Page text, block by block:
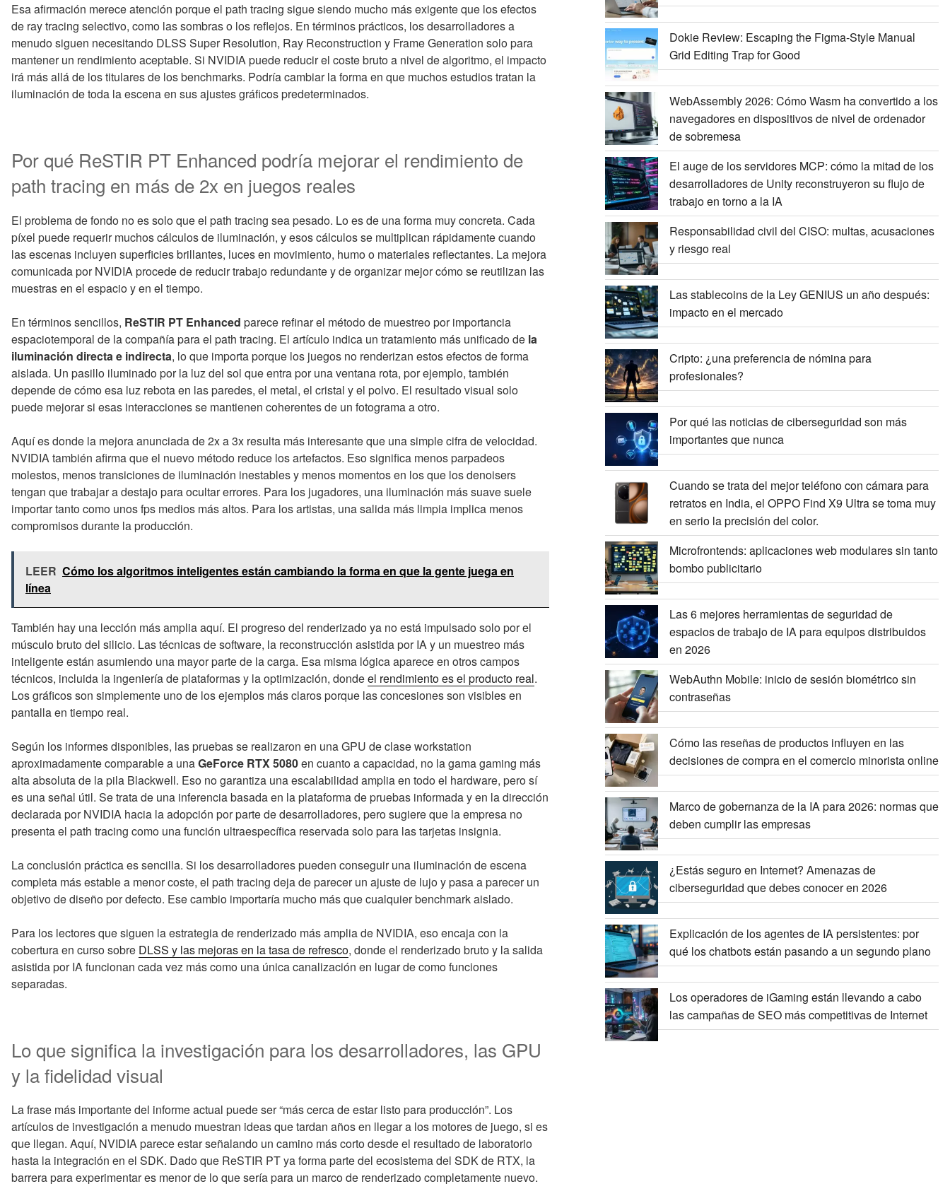
Esa afirmación merece atención porque el path tracing sigue siendo mucho más exigente que los efectos
de ray tracing selectivo, como las sombras o los reflejos. En términos prácticos, los desarrolladores a
menudo siguen necesitando DLSS Super Resolution, Ray Reconstruction y Frame Generation solo para
mantener un rendimiento aceptable. Si NVIDIA puede reducir el coste bruto a nivel de algoritmo, el impacto
irá más allá de los titulares de los benchmarks. Podría cambiar la forma en que muchos estudios tratan la
iluminación de toda la escena en sus ajustes gráficos predeterminados.
Por qué ReSTIR PT Enhanced podría mejorar el rendimiento de
path tracing en más de 2x en juegos reales
El problema de fondo no es solo que el path tracing sea pesado. Lo es de una forma muy concreta. Cada
píxel puede requerir muchos cálculos de iluminación, y esos cálculos se multiplican rápidamente cuando
las escenas incluyen superficies brillantes, luces en movimiento, humo o materiales reflectantes. La mejora
comunicada por NVIDIA procede de reducir trabajo redundante y de organizar mejor cómo se reutilizan las
muestras en el espacio y en el tiempo.
En términos sencillos, ReSTIR PT Enhanced parece refinar el método de muestreo por importancia
espaciotemporal de la compañía para el path tracing. El artículo indica un tratamiento más unificado de la
iluminación directa e indirecta, lo que importa porque los juegos no renderizan estos efectos de forma
aislada. Un pasillo iluminado por la luz del sol que entra por una ventana rota, por ejemplo, también
depende de cómo esa luz rebota en las paredes, el metal, el cristal y el polvo. El resultado visual solo
puede mejorar si esas interacciones se mantienen coherentes de un fotograma a otro.
Aquí es donde la mejora anunciada de 2x a 3x resulta más interesante que una simple cifra de velocidad.
NVIDIA también afirma que el nuevo método reduce los artefactos. Eso significa menos parpadeos
molestos, menos transiciones de iluminación inestables y menos momentos en los que los denoisers
tengan que trabajar a destajo para ocultar errores. Para los jugadores, una iluminación más suave suele
importar tanto como unos fps medios más altos. Para los artistas, una salida más limpia implica menos
compromisos durante la producción.
LEER Cómo los algoritmos inteligentes están cambiando la forma en que la gente juega en
línea
También hay una lección más amplia aquí. El progreso del renderizado ya no está impulsado solo por el
músculo bruto del silicio. Las técnicas de software, la reconstrucción asistida por IA y un muestreo más
inteligente están asumiendo una mayor parte de la carga. Esa misma lógica aparece en otros campos
técnicos, incluida la ingeniería de plataformas y la optimización, dondeel rendimiento es el producto real.
Los gráficos son simplemente uno de los ejemplos más claros porque las concesiones son visibles en
pantalla en tiempo real.
Según los informes disponibles, las pruebas se realizaron en una GPU de clase workstation
aproximadamente comparable a unaGeForce RTX 5080en cuanto a capacidad, no la gama gaming más
alta absoluta de la pila Blackwell. Eso no garantiza una escalabilidad amplia en todo el hardware, pero sí
es una señal útil. Se trata de una inferencia basada en la plataforma de pruebas informada y en la dirección
declarada por NVIDIA hacia la adopción por parte de desarrolladores, pero sugiere que la empresa no
presenta el path tracing como una función ultraespecífica reservada solo para las tarjetas insignia.
La conclusión práctica es sencilla. Si los desarrolladores pueden conseguir una iluminación de escena
completa más estable a menor coste, el path tracing deja de parecer un ajuste de lujo y pasa a parecer un
objetivo de diseño por defecto. Ese cambio importaría mucho más que cualquier benchmark aislado.
Para los lectores que siguen la estrategia de renderizado más amplia de NVIDIA, eso encaja con la
cobertura en curso sobre DLSS y las mejoras en la tasa de refresco, donde el renderizado bruto y la salida
asistida por IA funcionan cada vez más como una única canalización en lugar de como funciones
separadas.
Lo que significa la investigación para los desarrolladores, las GPU
y la fidelidad visual
La frase más importante del informe actual puede ser “más cerca de estar listo para producción”. Los
artículos de investigación a menudo muestran ideas que tardan años en llegar a los motores de juego, si es
que llegan. Aquí, NVIDIA parece estar señalando un camino más corto desde el resultado de laboratorio
hasta la integración en el SDK. Dado que ReSTIR PT ya forma parte del ecosistema del SDK de RTX, la
barrera para experimentar es menor de lo que sería para un marco de renderizado completamente nuevo.
Dokie Review: Escaping the Figma-Style Manual
Grid Editing Trap for Good
WebAssembly 2026: Cómo Wasm ha convertido a los
navegadores en dispositivos de nivel de ordenador
de sobremesa
El auge de los servidores MCP: cómo la mitad de los
desarrolladores de Unity reconstruyeron su flujo de
trabajo en torno a la IA
Responsabilidad civil del CISO: multas, acusaciones
y riesgo real
Las stablecoins de la Ley GENIUS un año después:
impacto en el mercado
Cripto: ¿una preferencia de nómina para
profesionales?
Por qué las noticias de ciberseguridad son más
importantes que nunca
Cuando se trata del mejor teléfono con cámara para
retratos en India, el OPPO Find X9 Ultra se toma muy
en serio la precisión del color.
Microfrontends: aplicaciones web modulares sin tanto
bombo publicitario
Las 6 mejores herramientas de seguridad de
espacios de trabajo de IA para equipos distribuidos
en 2026
WebAuthn Mobile: inicio de sesión biométrico sin
contraseñas
Cómo las reseñas de productos influyen en las
decisiones de compra en el comercio minorista online
Marco de gobernanza de la IA para 2026: normas que
deben cumplir las empresas
¿Estás seguro en Internet? Amenazas de
ciberseguridad que debes conocer en 2026
Explicación de los agentes de IA persistentes: por
qué los chatbots están pasando a un segundo plano
Los operadores de iGaming están llevando a cabo
las campañas de SEO más competitivas de Internet